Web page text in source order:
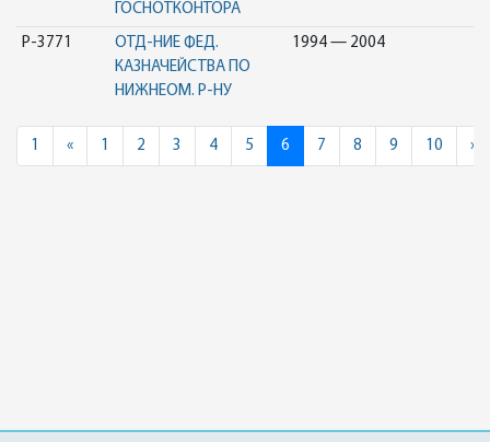
ГОСНОТКОНТОРА
Р-3771
ОТД-НИЕ ФЕД.
КАЗНАЧЕЙСТВА ПО
НИЖНЕОМ. Р-НУ
1994 — 2004
1 «Previous
1 2 3 4 5 6 7 8 9 10 »